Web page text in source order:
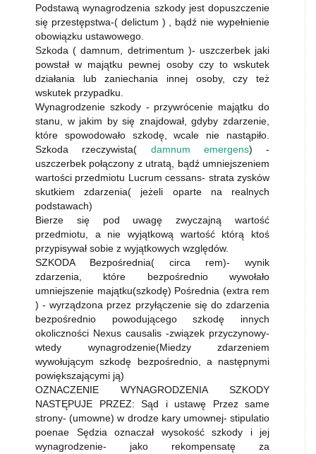
Podstawą wynagrodzenia szkody jest dopuszczenie
się przestępstwa-( delictum ) , bądź nie wypełnienie
obowiązku ustawowego.
Szkoda ( damnum, detrimentum )- uszczerbek jaki
powstał w majątku pewnej osoby czy to wskutek
działania lub zaniechania innej osoby, czy też
wskutek przypadku.
Wynagrodzenie szkody - przywrócenie majątku do
stanu, w jakim by się znajdował, gdyby zdarzenie,
które spowodowało szkodę, wcale nie nastąpiło.
Szkoda rzeczywista( damnum emergens) -
uszczerbek połączony z utratą, bądź umniejszeniem
wartości przedmiotu Lucrum cessans- strata zysków
skutkiem zdarzenia( jeżeli oparte na realnych
podstawach)
Bierze się pod uwagę zwyczajną wartość
przedmiotu, a nie wyjątkową wartość którą ktoś
przypisywał sobie z wyjątkowych względów.
SZKODA Bezpośrednia( circa rem)- wynik
zdarzenia, które bezpośrednio wywołało
umniejszenie majątku(szkodę) Pośrednia (extra rem
) - wyrządzona przez przyłączenie się do zdarzenia
bezpośrednio powodującego szkodę innych
okoliczności Nexus causalis -związek przyczynowy-
wtedy wynagrodzenie(Miedzy zdarzeniem
wywołującym szkodę bezpośrednio, a następnymi
powiększającymi ją)
OZNACZENIE WYNAGRODZENIA SZKODY
NASTĘPUJE PRZEZ: Sąd i ustawę Przez same
strony- (umowne) w drodze kary umownej- stipulatio
poenae Sędzia oznaczał wysokość szkody i jej
wynagrodzenie- jako rekompensatę za